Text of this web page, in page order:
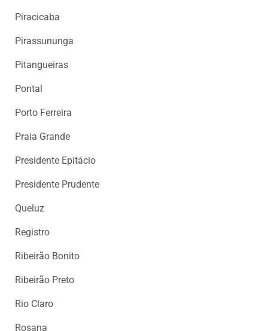
Piracicaba
Pirassununga
Pitangueiras
Pontal
Porto Ferreira
Praia Grande
Presidente Epitácio
Presidente Prudente
Queluz
Registro
Ribeirão Bonito
Ribeirão Preto
Rio Claro
Rosana